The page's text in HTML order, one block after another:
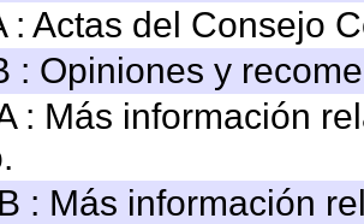
: Actas del Consejo
: Opiniones y
: Más información
: Más información